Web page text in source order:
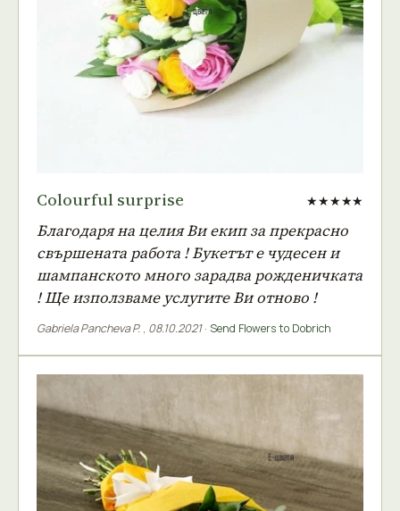
Colourful surprise ★★★★★
Благодаря на целия Ви екип за прекрасно
свършената работа ! Букетът е чудесен и
шампанското много зарадва рожденичката
! Ще използваме услугите Ви отново !
Gabriela Pancheva P. , 08.10.2021· Send Flowers to Dobrich